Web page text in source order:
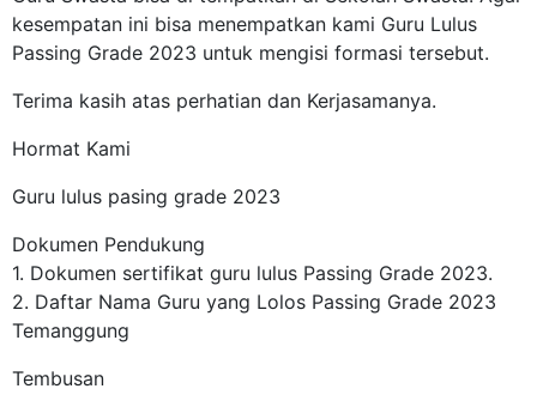
kesempatan ini bisa menempatkan kami Guru Lulus
Passing Grade 2023 untuk mengisi formasi tersebut.
Terima kasih atas perhatian dan Kerjasamanya.
Hormat Kami
Guru lulus pasing grade 2023
Dokumen Pendukung
1. Dokumen sertifikat guru lulus Passing Grade 2023.
2. Daftar Nama Guru yang Lolos Passing Grade 2023
Temanggung
Tembusan